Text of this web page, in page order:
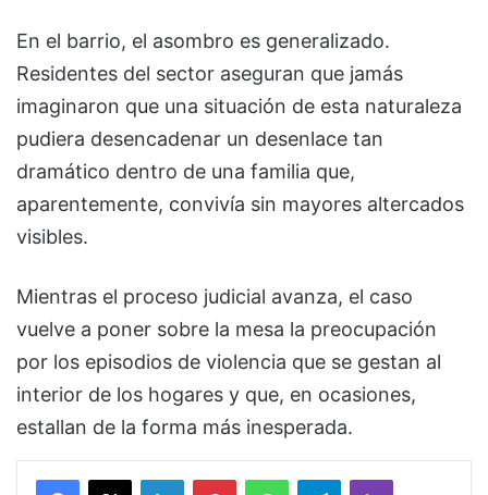
En el barrio, el asombro es generalizado.
Residentes del sector aseguran que jamás
imaginaron que una situación de esta naturaleza
pudiera desencadenar un desenlace tan
dramático dentro de una familia que,
aparentemente, convivía sin mayores altercados
visibles.
Mientras el proceso judicial avanza, el caso
vuelve a poner sobre la mesa la preocupación
por los episodios de violencia que se gestan al
interior de los hogares y que, en ocasiones,
estallan de la forma más inesperada.
Facebook
X LinkedInPinterestWhatsAppTelegramViber